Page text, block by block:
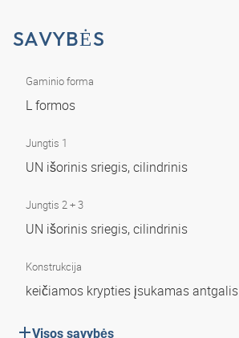
SAVYBĖS
Gaminio forma
L formos
Jungtis 1
UN išorinis sriegis, cilindrinis
Jungtis 2 + 3
UN išorinis sriegis, cilindrinis
Konstrukcija
keičiamos krypties įsukamas antgalis
Visos savybės